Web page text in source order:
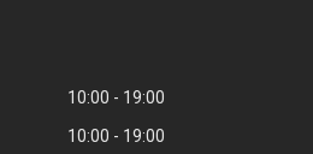
10:00
19:00
10:00
19:00